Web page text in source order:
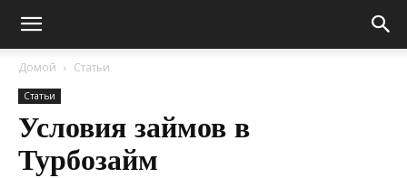
Домой Статьи
Статьи
Условия займов в
Турбозайм